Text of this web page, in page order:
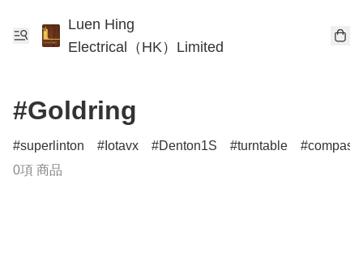
Luen Hing
Electrical（HK）Limited
#Goldring
superlinton Iotavx Denton1S turntable
compass
0項 商品